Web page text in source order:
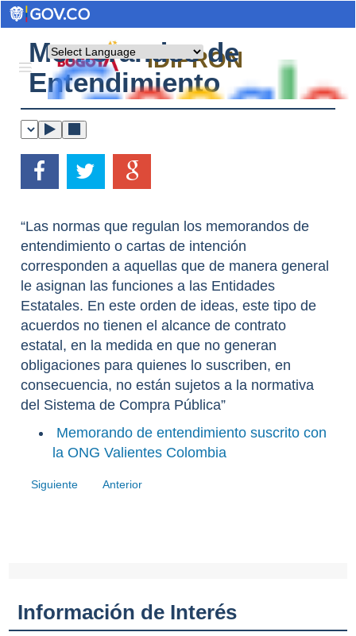
Powered by
IDIPRON
Memorandos de
Entendimiento
“Las normas que regulan los memorandos de
entendimiento o cartas de intención
corresponden a aquellas que de manera general
le asignan las funciones a las Entidades
Estatales. En este orden de ideas, este tipo de
acuerdos no tienen el alcance de contrato
estatal, en la medida en que no generan
obligaciones para quienes lo suscriben, en
consecuencia, no están sujetos a la normativa
del Sistema de Compra Pública”
Memorando de entendimiento suscrito con
la ONG Valientes Colombia
Siguiente Anterior
Información de Interés